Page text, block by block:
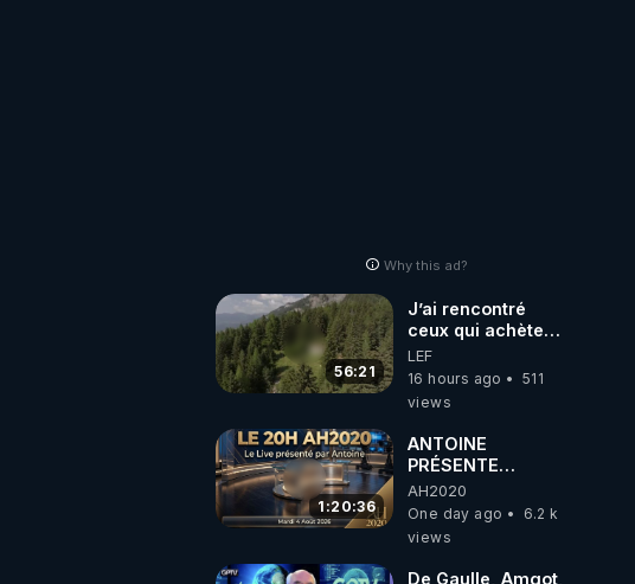
Why this ad?
56:21
J’ai rencontré
ceux qui achètent
des bunkers pour
survivre à la fin
du monde
LEF
16 hours ago
511
views
1:20:36
ANTOINE
PRÉSENTE
AH2020 LE LIVE
20H ***DU
04/08/2026***
RÉVEIL EST EN
AH2020
One day ago
6.2 k
views
De Gaulle, Amgot,